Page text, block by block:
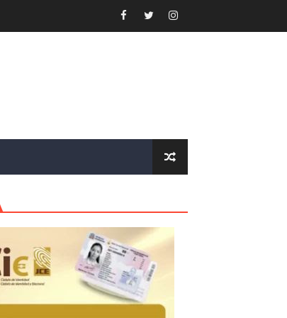
en salud
Guaiguí: "Es ignorancia supina"
país
por la obra vial, en cumplimiento de un
en Manabao
que va de año